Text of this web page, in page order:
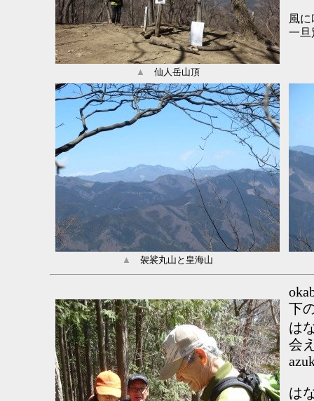
風
一旦
▲ 仙人岳山頂
▲ 袈裟丸山と皇海山
下
は
会
は